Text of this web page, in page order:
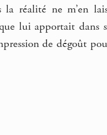
la réalité ne m’en
lui apportait dans
de dégoût